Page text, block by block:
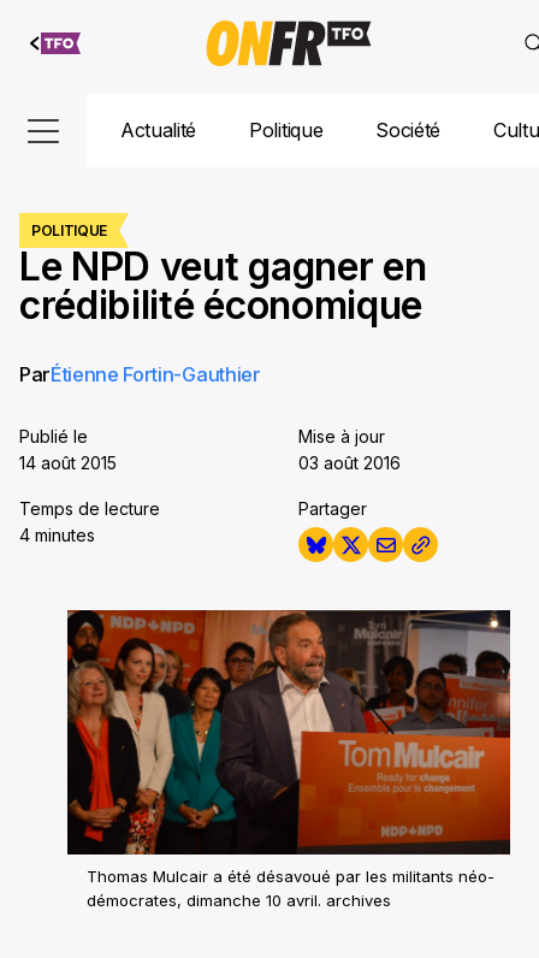
Aller au
contenu
Actualité Politique Société
POLITIQUE
Le NPD veut gagner en
crédibilité économique
ParÉtienne Fortin-Gauthier
Publié le
14 août 2015
Mise à jour
03 août 2016
Temps de lecture
4 minutes
Partager
Thomas Mulcair a été désavoué par les militants néo-
démocrates, dimanche 10 avril. archives